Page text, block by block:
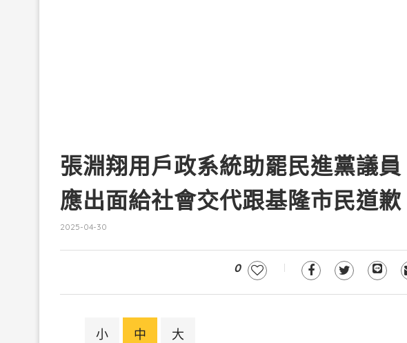
張淵翔用戶政系統助罷民進黨議
應出面給社會交代跟基隆市民道歉
2025-04-30
0
小 中 大